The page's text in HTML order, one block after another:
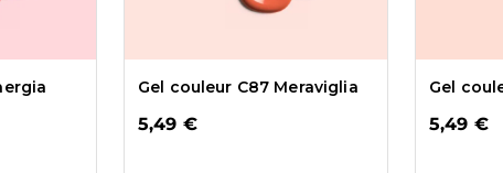
Gel couleur C87 Meraviglia
5,49 €
Gel
5,49 €